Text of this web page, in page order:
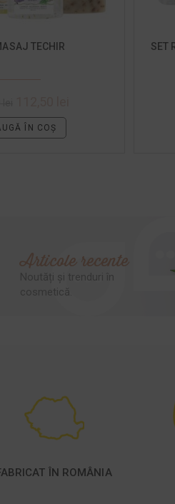
TECHIR
ÎN COȘ
SET
Articole recente
Noutăți și trenduri în
cosmetică.
ÎN ROMÂNIA